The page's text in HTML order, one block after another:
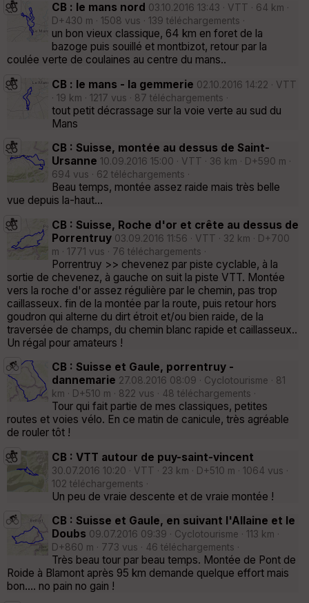
CB : le mans nord 03.10.2016 13:43 · VTT · 64 km ·
D+430 m · 1508 vus · 139 téléchargements ·
un bon vieux classique, 64 km en foret de la
bazoge puis souillé et montbizot, retour par la
coulée verte de coulaines au centre du mans..
CB : le mans - la gemmerie 02.10.2016 14:22 · VTT
· 19 km · 1217 vus · 87 téléchargements ·
tout petit décrassage sur la voie verte au sud du
Mans
CB : Suisse, montée au dessus de Saint-
Ursanne 10.09.2016 15:00 · VTT · 36 km · D+590 m ·
694 vus · 62 téléchargements ·
Beau temps, montée assez raide mais très belle
vue depuis la-haut...
CB : Suisse, Roche d'or et crête au dessus de
Porrentruy 03.09.2016 11:56 · VTT · 32 km · D+700
m · 1771 vus · 76 téléchargements ·
Porrentruy >> chevenez par piste cyclable, à la
sortie de chevenez, à gauche on suit la piste VTT. Montée
vers la roche d'or assez régulière par le chemin, pas trop
caillasseux. fin de la montée par la route, puis retour hors
goudron qui alterne du dirt étroit et/ou bien raide, de la
traversée de champs, du chemin blanc rapide et caillasseux..
Un régal pour amateurs !
CB : Suisse et Gaule, porrentruy -
dannemarie 27.08.2016 08:09 · Cyclotourisme · 81
km · D+510 m · 822 vus · 48 téléchargements ·
Tour qui fait partie de mes classiques, petites
routes et voies vélo. En ce matin de canicule, très agréable
de rouler tôt !
CB : VTT autour de puy-saint-vincent
30.07.2016 10:20 · VTT · 23 km · D+510 m · 1064 vus ·
102 téléchargements ·
Un peu de vraie descente et de vraie montée !
CB : Suisse et Gaule, en suivant l'Allaine et le
Doubs 09.07.2016 09:39 · Cyclotourisme · 113 km ·
D+860 m · 773 vus · 46 téléchargements ·
Très beau tour par beau temps. Montée de Pont de
Roide à Blamont après 95 km demande quelque effort mais
bon.... no pain no gain !